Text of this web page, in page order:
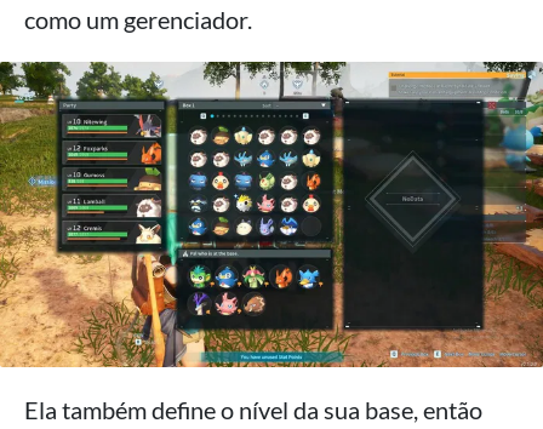
como um gerenciador.
Ela também define o nível da sua base, então